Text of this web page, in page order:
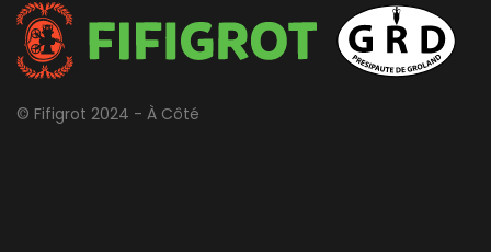
© Fifigrot 2024 - À Côté